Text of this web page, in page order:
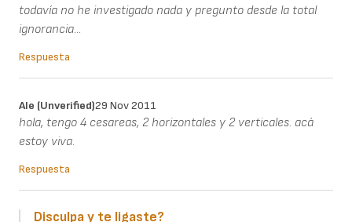
todavía no he investigado nada y pregunto desde la total
ignorancia...
Respuesta
Ale (unverified)29 Nov 2011
hola, tengo 4 cesareas, 2 horizontales y 2 verticales. acá
estoy viva.
Respuesta
Disculpa y te ligaste?